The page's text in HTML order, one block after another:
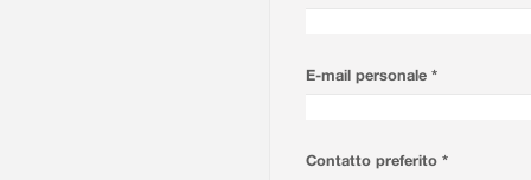
E-mail personale *
Contatto preferito *